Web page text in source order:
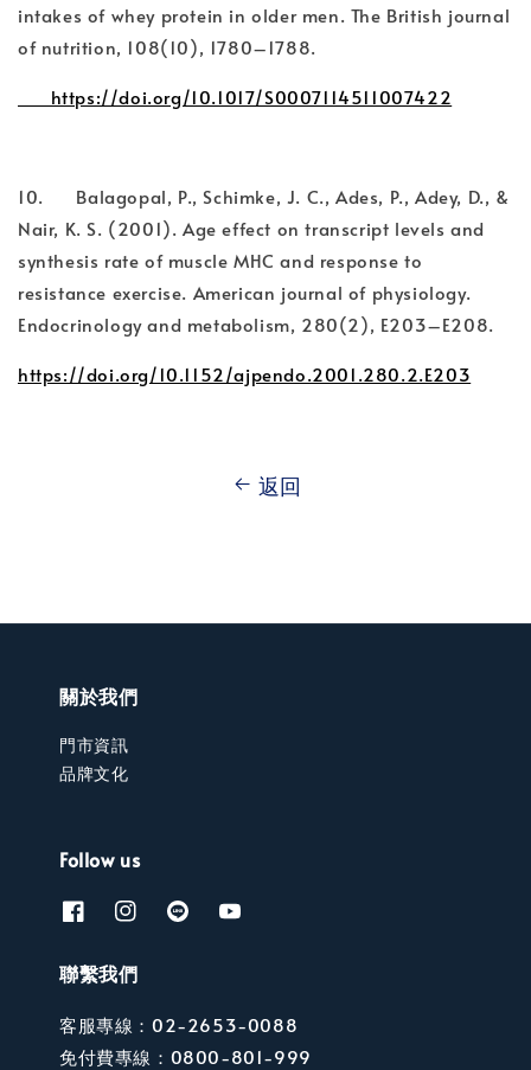
intakes of whey protein in older men. The British journal
of nutrition, 108(10), 1780–1788.
https://doi.org/10.1017/S0007114511007422
10. Balagopal, P., Schimke, J. C., Ades, P., Adey, D., &
Nair, K. S. (2001). Age effect on transcript levels and
synthesis rate of muscle MHC and response to
resistance exercise. American journal of physiology.
Endocrinology and metabolism, 280(2), E203–E208.
https://doi.org/10.1152/ajpendo.2001.280.2.E203
返回
關於我們
門市資訊
品牌文化
Follow us
聯繫我們
客服專線：02-2653-0088
免付費專線：0800-801-999